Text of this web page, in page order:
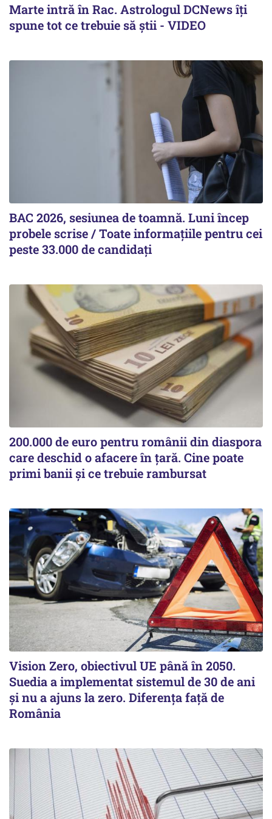
Marte intră în Rac. Astrologul DCNews îți
spune tot ce trebuie să știi - VIDEO
BAC 2026, sesiunea de toamnă. Luni încep
probele scrise / Toate informațiile pentru cei
peste 33.000 de candidați
200.000 de euro pentru românii din diaspora
care deschid o afacere în țară. Cine poate
primi banii și ce trebuie rambursat
Vision Zero, obiectivul UE până în 2050.
Suedia a implementat sistemul de 30 de ani
şi nu a ajuns la zero. Diferenţa faţă de
România